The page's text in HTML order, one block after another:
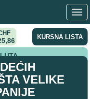
KURSNA LISTA
stručnjaka napušta velike
VELIKE